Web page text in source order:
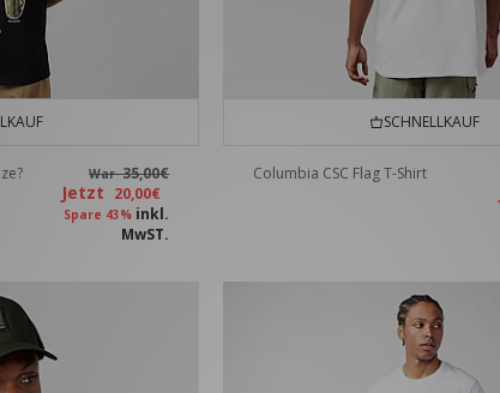
War35,00€
Jetzt 20,00€
Spare 43% inkl.
MwST.
SCHNELLKAUF
Columbia CSC Flag T-Shirt